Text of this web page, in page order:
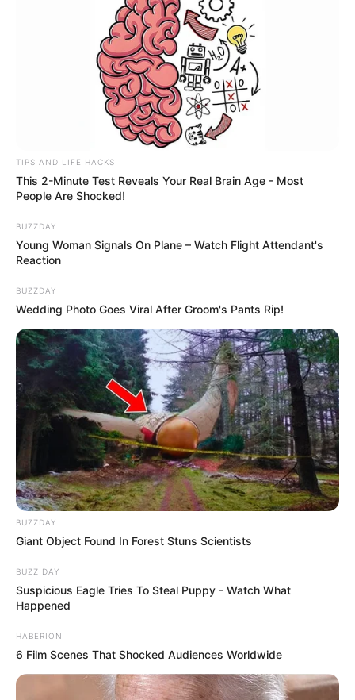
TIPS AND LIFE HACKS
This 2-Minute Test Reveals Your Real Brain Age - Most
People Are Shocked!
BUZZDAY
Young Woman Signals On Plane – Watch Flight Attendant's
Reaction
BUZZDAY
Wedding Photo Goes Viral After Groom's Pants Rip!
BUZZDAY
Giant Object Found In Forest Stuns Scientists
BUZZ DAY
Suspicious Eagle Tries To Steal Puppy - Watch What
Happened
HABERION
6 Film Scenes That Shocked Audiences Worldwide